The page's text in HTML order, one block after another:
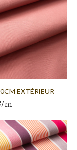
EXTÉRIEUR
m